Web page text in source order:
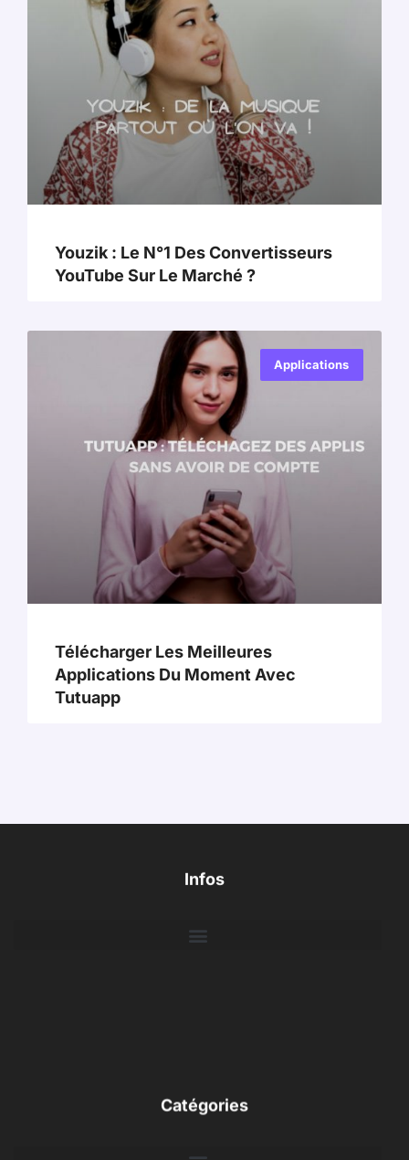
Youzik : Le N°1 Des Convertisseurs
YouTube Sur Le Marché ?
Applications
Télécharger Les Meilleures
Applications Du Moment Avec
Tutuapp
Infos
Catégories